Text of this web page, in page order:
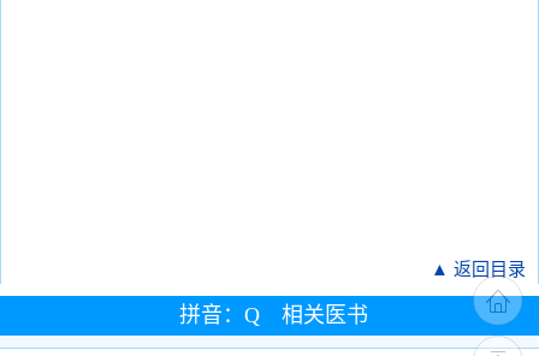
▲ 返回目录
拼音：Q 相关医书